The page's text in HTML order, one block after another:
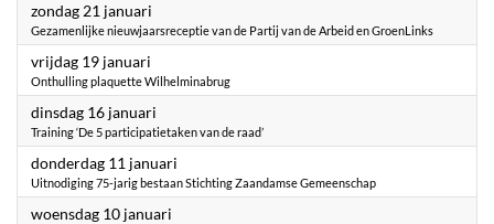
zondag 21 januari
Gezamenlijke nieuwjaarsreceptie van de Partij van de Arbeid en GroenLinks
vrijdag 19 januari
Onthulling plaquette Wilhelminabrug
dinsdag 16 januari
Training ‘De 5 participatietaken van de raad’
donderdag 11 januari
Uitnodiging 75-jarig bestaan Stichting Zaandamse Gemeenschap
woensdag 10 januari